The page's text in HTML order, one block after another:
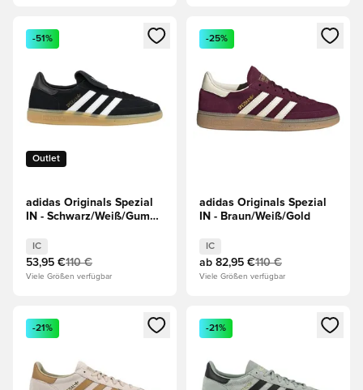
Öffnet ein neues Fenster zum Anmelden oder Registrieren
Outlet
-51%
adidas Originals Spezial
IN - Schwarz/Weiß/Gum
IC
53,95 €110 €
Viele Größen verfügbar
Öffnet ein neues Fenster
-25%
adidas Originals Spezial
IN - Braun/Weiß/Gold
IC
ab 82,95 €110 €
Viele Größen verfügbar
Öffnet ein neues Fenster zum Anmelden oder Registrieren
-21%
Öffnet ein neues Fenster
-21%